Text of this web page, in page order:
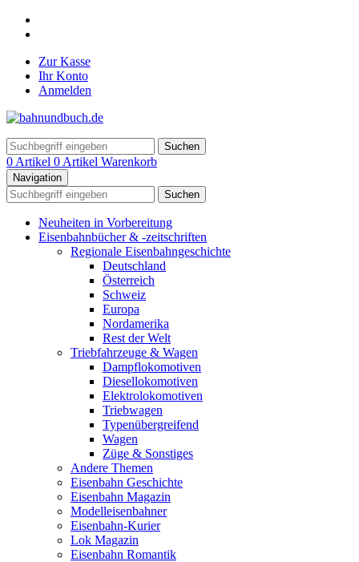
Zur Kasse
Ihr Konto
Anmelden
Suchen
0 Artikel 0 Artikel Warenkorb
Navigation
Suchen
Neuheiten in Vorbereitung
Eisenbahnbücher & -zeitschriften
Regionale Eisenbahngeschichte
Deutschland
Österreich
Schweiz
Europa
Nordamerika
Rest der Welt
Triebfahrzeuge & Wagen
Dampflokomotiven
Diesellokomotiven
Elektrolokomotiven
Triebwagen
Typenübergreifend
Wagen
Züge & Sonstiges
Andere Themen
Eisenbahn Geschichte
Eisenbahn Magazin
Modelleisenbahner
Eisenbahn-Kurier
Lok Magazin
Eisenbahn Romantik